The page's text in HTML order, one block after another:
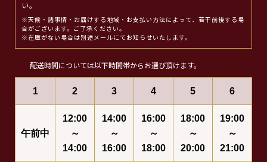
い。
※天候・諸事情・お届けする地域・お支払い方法によって、若干前後する場
合がございます。ご了承ください。
※在庫がない場合は別途メールにてお知らせいたします。
配送時間については以下時間帯からお選び頂けます。
1 2 3 4 5 6
午前中
12:00
～
14:00
14:00
～
16:00
16:00
～
18:00
18:00
～
20:00
19:00
～
21:00